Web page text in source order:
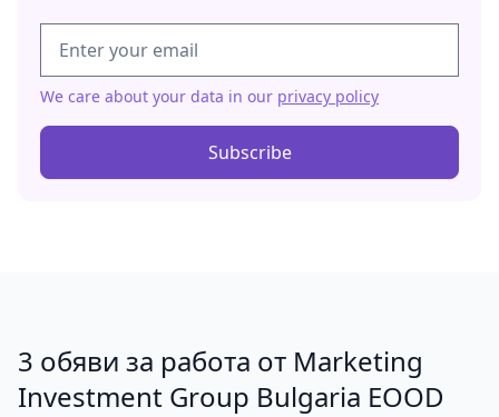
We care about your data in our privacy policy
Subscribe
3 обяви за работа от Marketing
Investment Group Bulgaria EOOD